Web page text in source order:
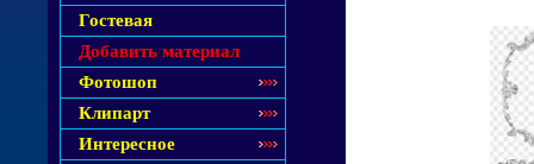
Гостевая
Добавить материал
Фотошоп
Клипарт
Интересное